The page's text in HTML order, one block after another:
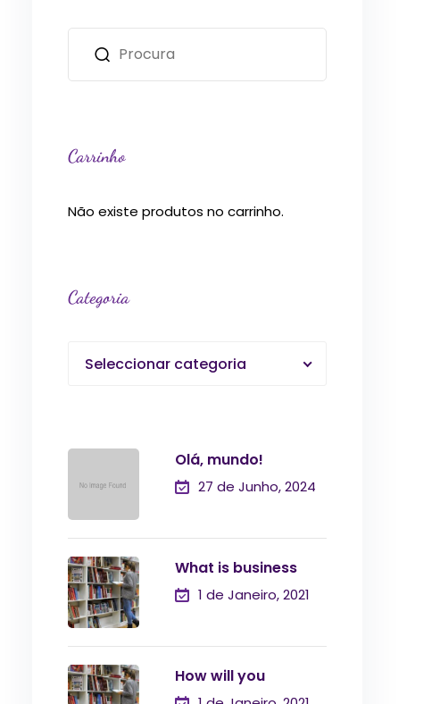
Carrinho
Não existe produtos no carrinho.
Categoria
Seleccionar categoria
Olá, mundo!
27 de Junho, 2024
What is business
1 de Janeiro, 2021
How will you